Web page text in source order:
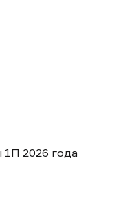
1П 2026 года
Мы